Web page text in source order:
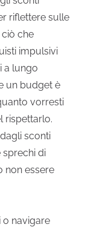
riflettere sulle
ciò che
impulsivi
a lungo
un budget è
vorresti
rispettarlo.
sconti
sprechi di
non essere
o navigare